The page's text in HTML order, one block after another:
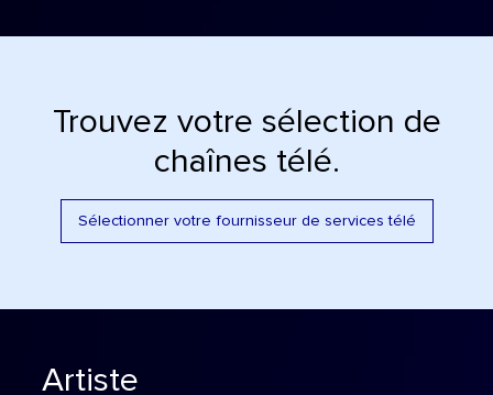
Trouvez votre sélection de
chaînes télé.
Sélectionner votre fournisseur de services télé
Artiste